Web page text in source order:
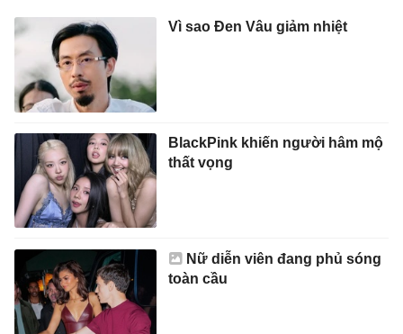
Vì sao Đen Vâu giảm nhiệt
BlackPink khiến người hâm mộ
thất vọng
Nữ diễn viên đang phủ sóng
toàn cầu